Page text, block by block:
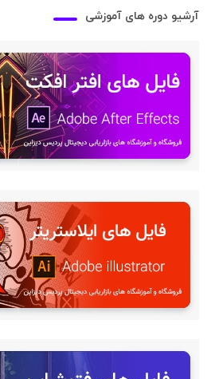
آرشیو دوره های آموزشی